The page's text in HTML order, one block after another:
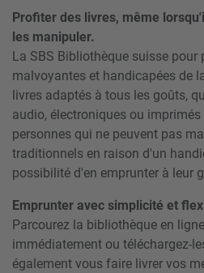
Profiter des livres, même
les manipuler.
La SBS Bibliothèque suisse pour
malvoyantes et handicapées de
livres adaptés à tous les goûts,
audio, électroniques ou
personnes qui ne peuvent pas
traditionnels en raison d'un
possibilité d'en emprunter à leur
Emprunter avec simplicité et
Parcourez la bibliothèque en
immédiatement ou téléchargez-
également vous faire livrer vos